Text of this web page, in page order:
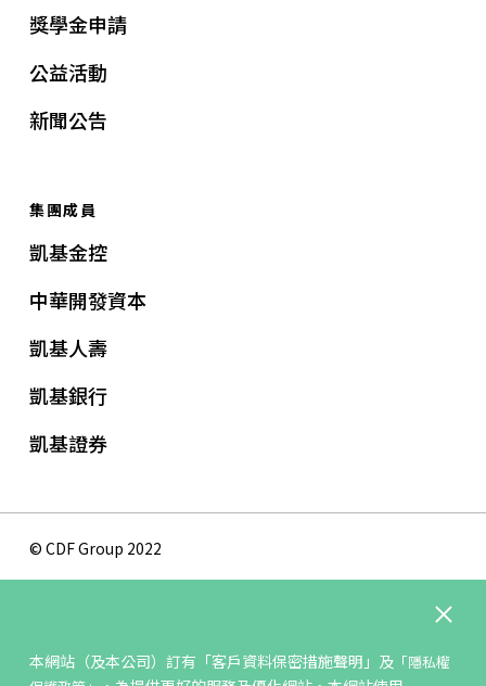
本網站（及本公司）訂有 「客戶資料保密措施聲明」 及「隱私權
獎學金申請
公益活動
新聞公告
集團成員
凱基金控
中華開發資本
凱基人壽
凱基銀行
凱基證券
© CDF Group 2022
網站地圖